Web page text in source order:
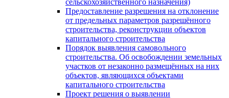
сельскохозяйственного назначения)
Предоставление разрешения на отклонение
от предельных параметров разрешённого
строительства, реконструкции объектов
капитального строительства
Порядок выявления самовольного
строительства. Об освобождении земельных
участков от незаконно размещённых на них
объектов, являющихся объектами
капитального строительства
Проект решения о выявлении